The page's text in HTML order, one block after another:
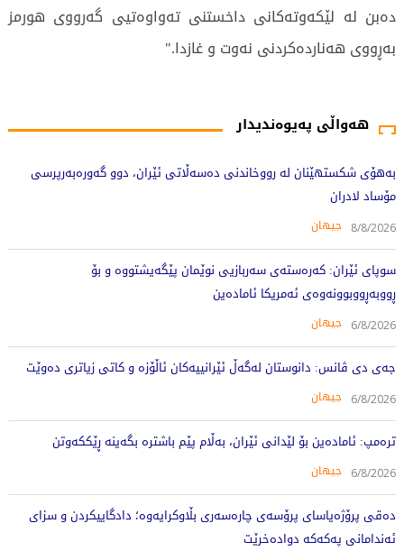
هەواڵی پەیوەندیدار
بەهۆی شکستهێنان لە رووخاندنی دەسەڵاتی ئێران، دوو گەورەبەرپرسی
مۆساد لادران
8/8/2026 جیهان
سوپای ئێران: کەرەستەی سەربازیی نوێمان پێگەیشتووە و بۆ
ڕووبەڕووبوونەوەی ئەمریکا ئامادەین
6/8/2026 جیهان
جەی دی ڤانس: دانوستان لەگەڵ ئێرانییەکان ئاڵۆزە و کاتی زیاتری دەوێت
6/8/2026 جیهان
ترەمپ: ئامادەین بۆ لێدانی ئێران، بەڵام پێم باشترە بگەینە ڕێککەوتن
6/8/2026 جیهان
دەقی پرۆژەیاسای پرۆسەی چارەسەری بڵاوکرایەوە؛ دادگاییکردن و سزای
ئەندامانی پەکەکە دوادەخرێت
دەبن لە لێکەوتەکانی داخستنی تەواوەتیی گەرووی هورمز
بەڕووی هەناردەکردنی نەوت و غازدا."